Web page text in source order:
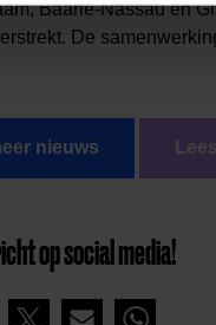
Baarle-Nassau en
De
nieuws
op social media!